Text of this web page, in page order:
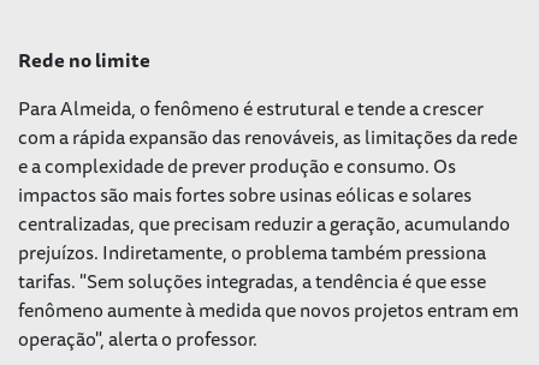
Rede no limite
Para Almeida, o fenômeno é estrutural e tende a crescer
com a rápida expansão das renováveis, as limitações da rede
e a complexidade de prever produção e consumo. Os
impactos são mais fortes sobre usinas eólicas e solares
centralizadas, que precisam reduzir a geração, acumulando
prejuízos. Indiretamente, o problema também pressiona
tarifas. "Sem soluções integradas, a tendência é que esse
fenômeno aumente à medida que novos projetos entram em
operação", alerta o professor.